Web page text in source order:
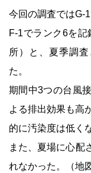
今回の調査ではG-
F-1でランク6を記
所）と、夏季調
た。
期間中3つの台風
よる排出効果も高
的に汚染度は低く
また、夏場に心配
れなかった。（地